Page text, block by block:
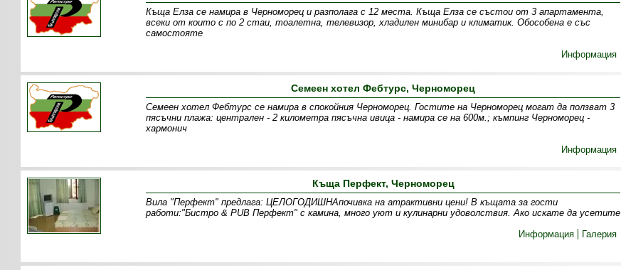
Къща Елза се намира в Черноморец и разполага с 12 места. Къща Елза се състои от 3 апартамента,
всеки от които с по 2 стаи, тоалетна, телевизор, хладилен минибар и климатик. Обособена е със
самостояте
Информация
Семеен хотел Фебтурс, Черноморец
Семеен хотел Фебтурс се намира в спокойния Черноморец. Гостите на Черноморец могат да ползват 3
пясъчни плажа: централен - 2 километра пясъчна ивица - намира се на 600м.; къмпинг Черноморец -
хармонич
Информация
Къща Перфект, Черноморец
Вила "Перфект" предлага: ЦЕЛОГОДИШНАпочивка на атрактивни цени! В къщата за гости
работи:"Бистро & PUB Перфект" с камина, много уют и кулинарни удоволствия. Ако искате да усетите
Информация
Галерия